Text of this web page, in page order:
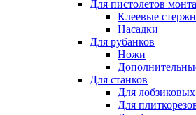
Для пистолетов
Клеевые
Насадки
Для рубанков
Ножи
Для станков
Для лобзиковых
Для